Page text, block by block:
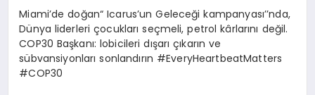
Miami’de doğan“ Icarus’un Geleceği kampanyası’’nda,
Dünya liderleri çocukları seçmeli, petrol kârlarını değil.
COP30 Başkanı: lobicileri dışarı çıkarın ve
sübvansiyonları sonlandırın #EveryHeartbeatMatters
#COP30